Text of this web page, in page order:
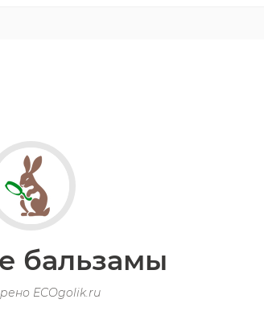
бальзамы
ECOgolik.ru